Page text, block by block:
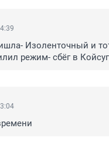
Изоленточный и
режим- сбёг в Койсуг